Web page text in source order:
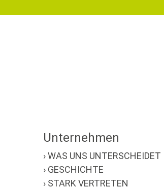
Unternehmen
› WAS UNS UNTERSCHEIDET
› GESCHICHTE
› STARK VERTRETEN